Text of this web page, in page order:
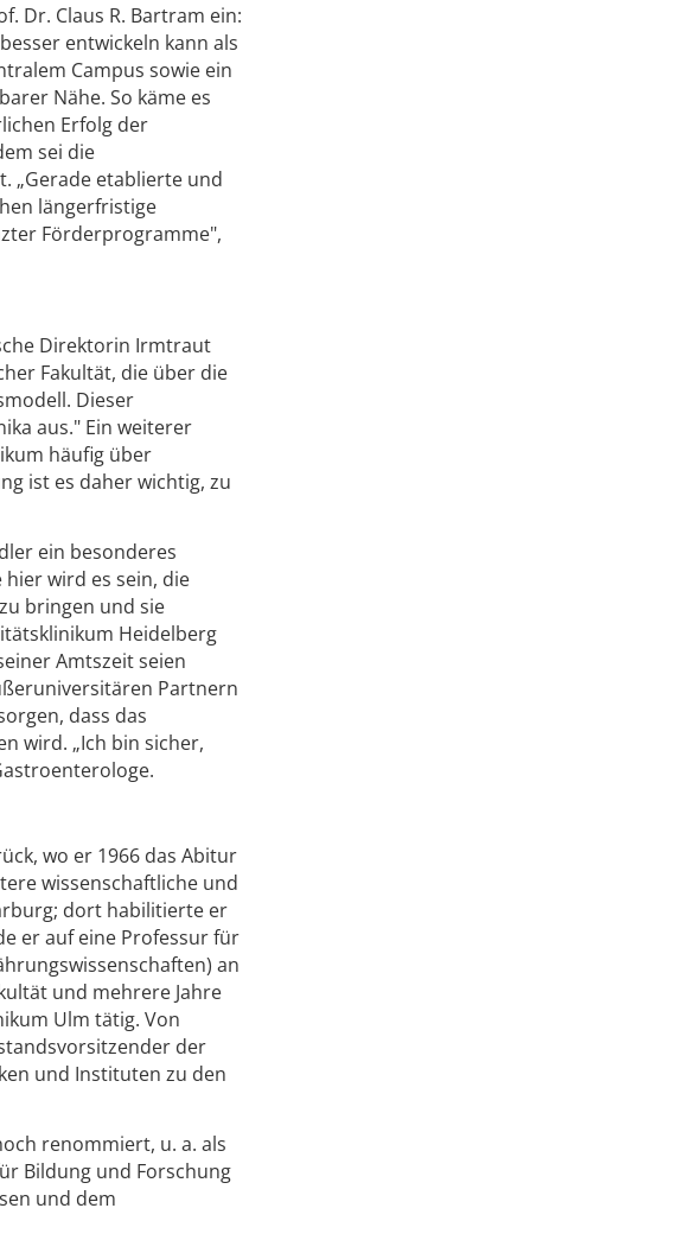
Dr. Claus R. Bartram ein:
entwickeln kann als
Campus sowie ein
Nähe. So käme es
Erfolg der
sei die
„Gerade etablierte und
längerfristige
Förderprogramme",
Direktorin Irmtraut
Fakultät, die über die
Dieser
aus." Ein weiterer
häufig über
ist es daher wichtig, zu
ein besonderes
wird es sein, die
bringen und sie
Heidelberg
Amtszeit seien
Partnern
dass das
wird. „Ich bin sicher,
wo er 1966 das Abitur
wissenschaftliche und
dort habilitierte er
er auf eine Professur für
an
und mehrere Jahre
Ulm tätig. Von
der
und Instituten zu den
renommiert, u. a. als
Bildung und Forschung
und dem